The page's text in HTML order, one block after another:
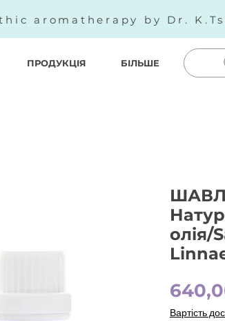
aromatherapy by Dr.
ПРОДУКЦІЯ БІЛЬШЕ
олія/
Вартість